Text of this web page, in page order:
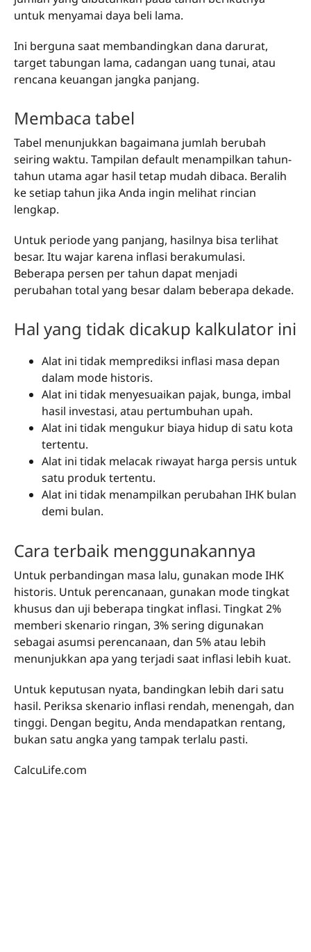
untuk menyamai daya beli lama.
Ini berguna saat membandingkan dana darurat,
target tabungan lama, cadangan uang tunai, atau
rencana keuangan jangka panjang.
Membaca tabel
Tabel menunjukkan bagaimana jumlah berubah
seiring waktu. Tampilan default menampilkan tahun-
tahun utama agar hasil tetap mudah dibaca. Beralih
ke setiap tahun jika Anda ingin melihat rincian
lengkap.
Untuk periode yang panjang, hasilnya bisa terlihat
besar. Itu wajar karena inflasi berakumulasi.
Beberapa persen per tahun dapat menjadi
perubahan total yang besar dalam beberapa dekade.
Hal yang tidak dicakup kalkulator ini
Alat ini tidak memprediksi inflasi masa depan
dalam mode historis.
Alat ini tidak menyesuaikan pajak, bunga, imbal
hasil investasi, atau pertumbuhan upah.
Alat ini tidak mengukur biaya hidup di satu kota
tertentu.
Alat ini tidak melacak riwayat harga persis untuk
satu produk tertentu.
Alat ini tidak menampilkan perubahan IHK bulan
demi bulan.
Cara terbaik menggunakannya
Untuk perbandingan masa lalu, gunakan mode IHK
historis. Untuk perencanaan, gunakan mode tingkat
khusus dan uji beberapa tingkat inflasi. Tingkat 2%
memberi skenario ringan, 3% sering digunakan
sebagai asumsi perencanaan, dan 5% atau lebih
menunjukkan apa yang terjadi saat inflasi lebih kuat.
Untuk keputusan nyata, bandingkan lebih dari satu
hasil. Periksa skenario inflasi rendah, menengah, dan
tinggi. Dengan begitu, Anda mendapatkan rentang,
bukan satu angka yang tampak terlalu pasti.
CalcuLife.com